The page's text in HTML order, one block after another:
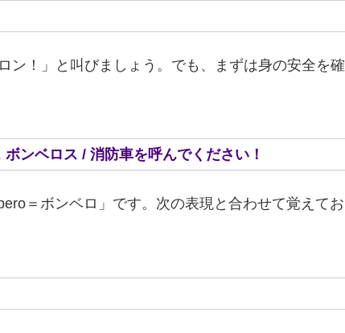
ン！」と叫びましょう。でも、まずは身の安全を確
ンベロス / 消防車を呼んでください！
＝ボンベロ」です。次の表現と合わせて覚えてお